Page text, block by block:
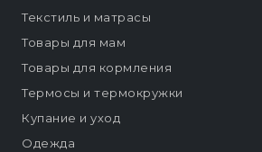
Текстиль и матрасы
Товары для мам
Товары для кормления
Термосы и термокружки
Купание и уход
Одежда